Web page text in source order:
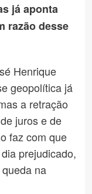
já aponta
razão desse
Henrique
geopolítica já
a retração
juros e de
faz com que
prejudicado,
na